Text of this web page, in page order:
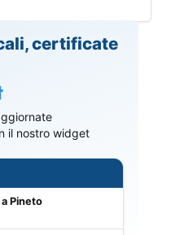
certificate
il nostro widget
Pineto